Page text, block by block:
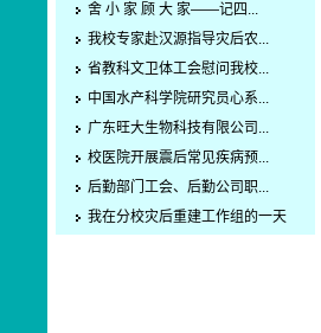
舍 小 家 顾 大 家——记四...
我校专家赴汉源指导灾后农...
省教科文卫体工会慰问我校...
中国水产科学院研究员心系...
广东旺大生物科技有限公司...
校医院开展震后常见疾病预...
后勤部门工会、后勤公司职...
我在分校灾后重建工作组的一天